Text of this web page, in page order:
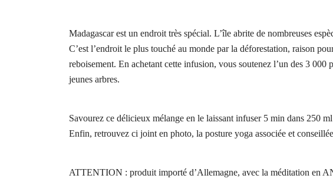
Madagascar est un endroit très spécial. L’île abrite de nombreuses
C’est l’endroit le plus touché au monde par la déforestation, raison
reboisement. En achetant cette infusion, vous soutenez l’un des 3
jeunes arbres.
Savourez ce délicieux mélange en le laissant infuser 5 min dans 250 ml
Enfin, retrouvez ci joint en photo, la posture yoga associée et
ATTENTION : produit importé d’Allemagne, avec la méditation en